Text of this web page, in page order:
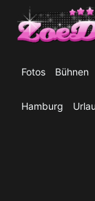
Inhalt
springen
Fotos Bühnen
Hamburg